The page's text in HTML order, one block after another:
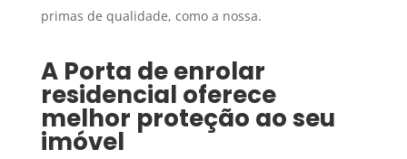
primas de qualidade, como a nossa.
A Porta de enrolar
residencial oferece
melhor proteção ao seu
imóvel